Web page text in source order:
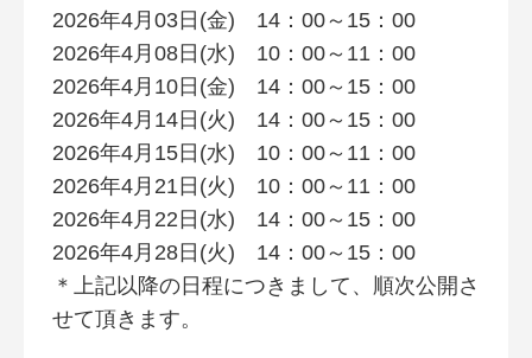
2026年4月03日(金) 14：00～15：00
2026年4月08日(水) 10：00～11：00
2026年4月10日(金) 14：00～15：00
2026年4月14日(火) 14：00～15：00
2026年4月15日(水) 10：00～11：00
2026年4月21日(火) 10：00～11：00
2026年4月22日(水) 14：00～15：00
2026年4月28日(火) 14：00～15：00
＊上記以降の日程につきまして、順次公開さ
せて頂きます。